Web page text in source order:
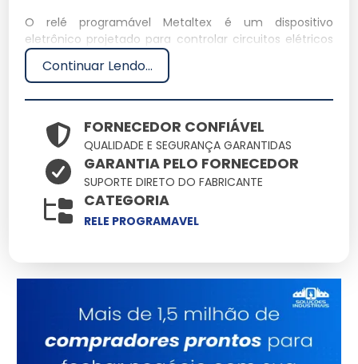
O relé programável Metaltex é um dispositivo
eletrônico projetado para controlar circuitos elétricos
de maneira automática. Ele é amplamente utilizado
em sistemas de automação industrial, oferecendo
Especificações Técnicas
Dimensões: 15 cm x 10 cm x 5 cm
Peso: 0,5 kg
Material: Plástico ABS
Capacidade: 16 A
Voltagem: 250 V
Características e Benefícios
Programação flexível:
Permite personalizar
sequências de operação.
Alta durabilidade:Feito com materiais resistentes,
garantindo longa vida útil.
Continuar Lendo...
FORNECEDOR CONFIÁVEL
QUALIDADE E SEGURANÇA GARANTIDAS
GARANTIA PELO FORNECEDOR
SUPORTE DIRETO DO FABRICANTE
CATEGORIA
RELE PROGRAMAVEL